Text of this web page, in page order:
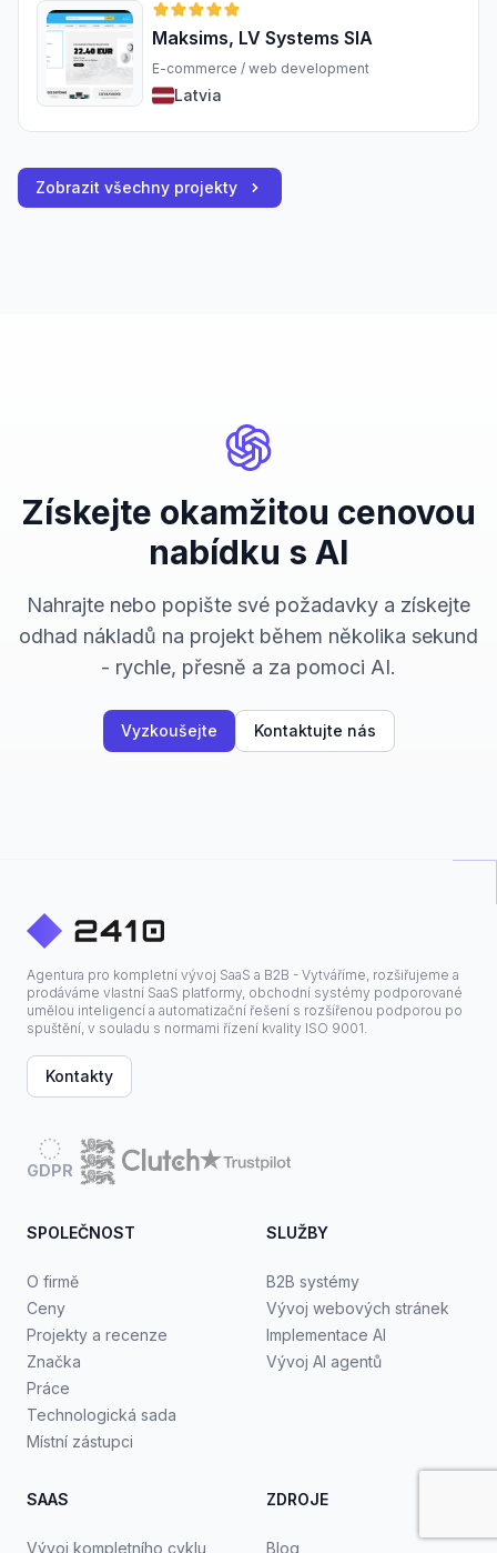
Maksims, LV Systems SIA
E-commerce / web development
Latvia
Zobrazit všechny projekty
Získejte okamžitou cenovou
nabídku s AI
Nahrajte nebo popište své požadavky a získejte
odhad nákladů na projekt během několika sekund
- rychle, přesně a za pomoci AI.
Vyzkoušejte Kontaktujte nás
Agentura pro kompletní vývoj SaaS a B2B - Vytváříme, rozšiřujeme a
prodáváme vlastní SaaS platformy, obchodní systémy podporované
umělou inteligencí a automatizační řešení s rozšířenou podporou po
spuštění, v souladu s normami řízení kvality ISO 9001.
Kontakty
GDPR
SPOLEČNOST
O firmě
Ceny
Projekty a recenze
Značka
Práce
Technologická sada
Místní zástupci
SLUŽBY
B2B systémy
Vývoj webových stránek
Implementace AI
Vývoj AI agentů
SAAS
Vývoj kompletního cyklu
ZDROJE
Blog